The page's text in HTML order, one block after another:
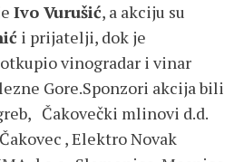
Ivo Vurušić, a akciju su
i prijatelji, dok je
vinogradar i vinar
Gore.Sponzori akcija bili
Čakovečki mlinovi d.d.
, Elektro Novak